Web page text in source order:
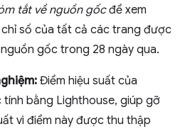
tắt về nguồn gốcđể xem
số của tất cả các trang được
gốc trong 28 ngày qua.
Điểm hiệu suất của
bằng Lighthouse, giúp gỡ
vì điểm này được thu thập